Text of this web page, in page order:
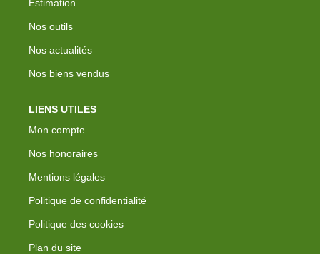
Estimation
Nos outils
Nos actualités
Nos biens vendus
LIENS UTILES
Mon compte
Nos honoraires
Mentions légales
Politique de confidentialité
Politique des cookies
Plan du site